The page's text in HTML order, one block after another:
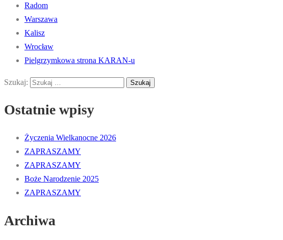
Radom
Warszawa
Kalisz
Wrocław
Pielgrzymkowa strona KARAN-u
Szukaj:
Ostatnie wpisy
Życzenia Wielkanocne 2026
ZAPRASZAMY
ZAPRASZAMY
Boże Narodzenie 2025
ZAPRASZAMY
Archiwa